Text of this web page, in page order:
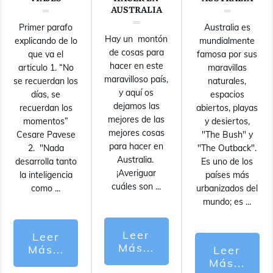
Primer parafo
explicando de lo
que va el
articulo 1. “No
se recuerdan los
días, se
recuerdan los
momentos”
Cesare Pavese
2. "Nada
desarrolla tanto
la inteligencia
como ...
Leer
Más...
AUSTRALIA
Hay un montón
de cosas para
hacer en este
maravilloso país,
y aquí os
dejamos las
mejores de las
mejores cosas
para hacer en
Australia.
¡Averiguar
cuáles son ...
Leer
Más...
Australia es
mundialmente
famosa por sus
maravillas
naturales,
espacios
abiertos, playas
y desiertos,
"The Bush" y
"The Outback".
Es uno de los
países más
urbanizados del
mundo; es ...
Leer
Más...